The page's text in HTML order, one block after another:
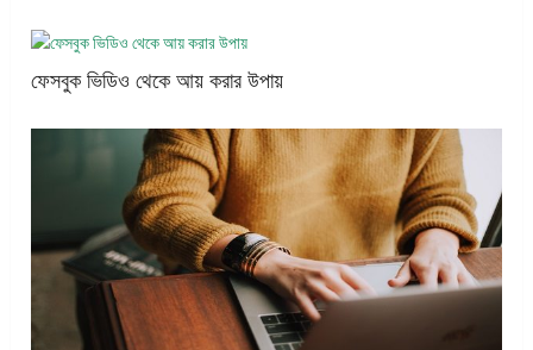
ফেসবুক ভিডিও থেকে আয় করার উপায়